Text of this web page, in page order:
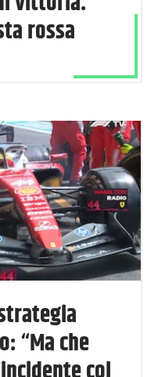
rossa
“Ma che